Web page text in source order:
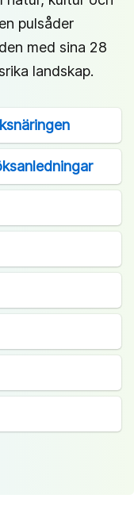
pulsåder
med sina 28
landskap.